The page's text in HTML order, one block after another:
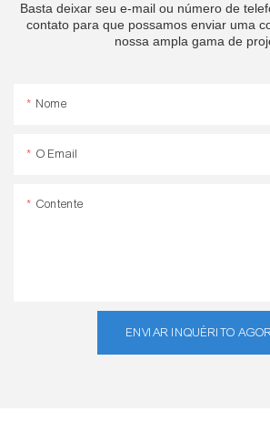
Basta deixar seu e-mail ou número de
contato para que possamos enviar uma
nossa ampla gama de
Nome
O Email
Contente
ENVIAR INQUÉRITO